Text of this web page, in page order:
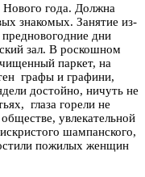
Нового года. Должна
знакомых. Занятие из-
дни
зал. В роскошном
паркет, на
графы и графини,
достойно, ничуть не
глаза горели не
увлекательной
шампанского,
пожилых женщин